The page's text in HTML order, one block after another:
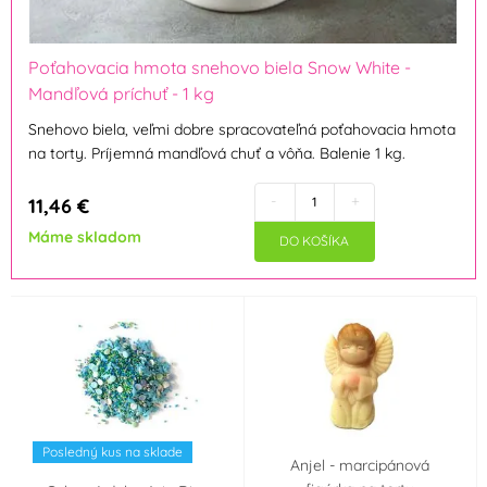
Dekora (22) deZaan (2)
Diamant (1)
Fabbri 1905 (2) Fagoš (504)
Flemings (1)
Fractal (12) Frischmann (122)
FunCakes (152) Günthart (2)
Hamé (9) Happy Sprinkles
Helcom (2) Holandsko (11)
Poťahovacia hmota snehovo biela Snow White -
Mandľová príchuť - 1 kg
Snehovo biela, veľmi dobre spracovateľná poťahovacia hmota
na torty. Príjemná mandľová chuť a vôňa. Balenie 1 kg.
11,46 €
Máme skladom
- +
DO KOŠÍKA
Posledný kus na sklade
Anjel - marcipánová